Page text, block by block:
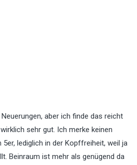
aber ich finde das reicht
sehr gut. Ich merke keinen
lediglich in der Kopffreiheit, weil ja
Beinraum ist mehr als genügend da